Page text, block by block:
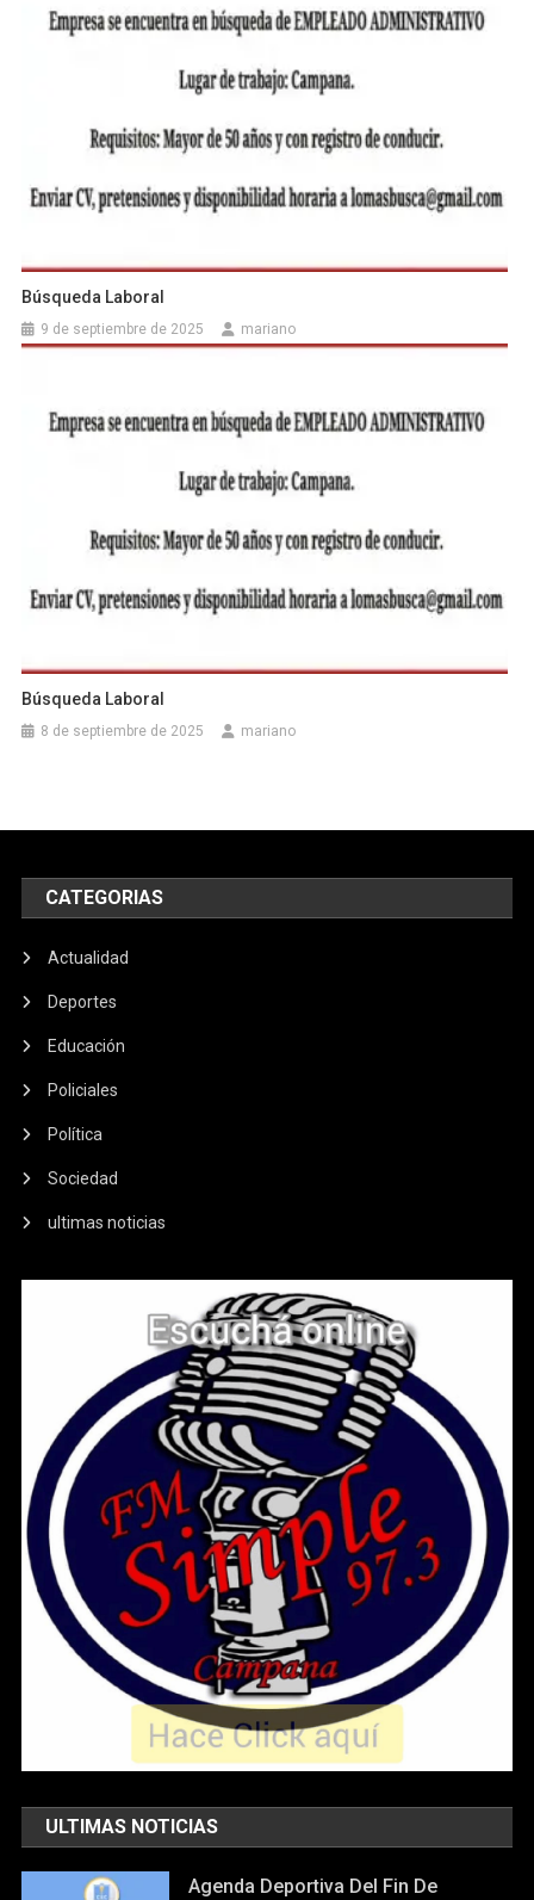
Búsqueda Laboral
9 de septiembre de 2025 mariano
Búsqueda Laboral
8 de septiembre de 2025 mariano
CATEGORIAS
Actualidad
Deportes
Educación
Policiales
Política
Sociedad
ultimas noticias
ULTIMAS NOTICIAS
Agenda Deportiva Del Fin De